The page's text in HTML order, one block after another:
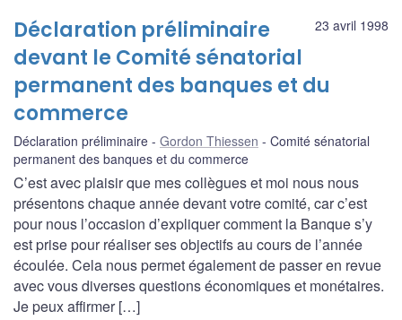
23 avril 1998
Déclaration préliminaire
devant le Comité sénatorial
permanent des banques et du
commerce
Déclaration préliminaire Gordon Thiessen
Comité sénatorial
permanent des banques et du commerce
C’est avec plaisir que mes collègues et moi nous nous
présentons chaque année devant votre comité, car c’est
pour nous l’occasion d’expliquer comment la Banque s’y
est prise pour réaliser ses objectifs au cours de l’année
écoulée. Cela nous permet également de passer en revue
avec vous diverses questions économiques et monétaires.
Je peux affirmer […]